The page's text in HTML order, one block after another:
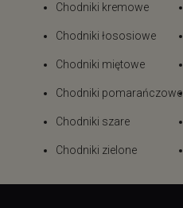
Chodniki kremowe
Chodniki łososiowe
Chodniki miętowe
Chodniki pomarańczowe
Chodniki szare
Chodniki zielone